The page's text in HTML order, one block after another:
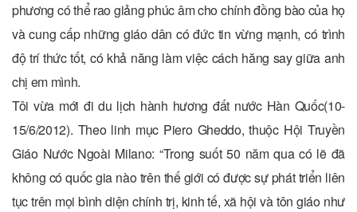
phương có thể rao giảng phúc âm cho chính đồng bào của họ
và cung cấp những giáo dân có đức tin vừng mạnh, có trình
độ trí thức tốt, có khả năng làm việc cách hăng say giữa anh
chị em mình.
Tôi vừa mới đi du lịch hành hương đất nước Hàn Quốc(10-
15/6/2012). Theo linh mục Piero Gheddo, thuộc Hội Truyền
Giáo Nước Ngoài Milano: “Trong suốt 50 năm qua có lẽ đã
không có quốc gia nào trên thế giới có được sự phát triển liên
tục trên mọi bình diện chính trị, kinh tế, xã hội và tôn giáo như